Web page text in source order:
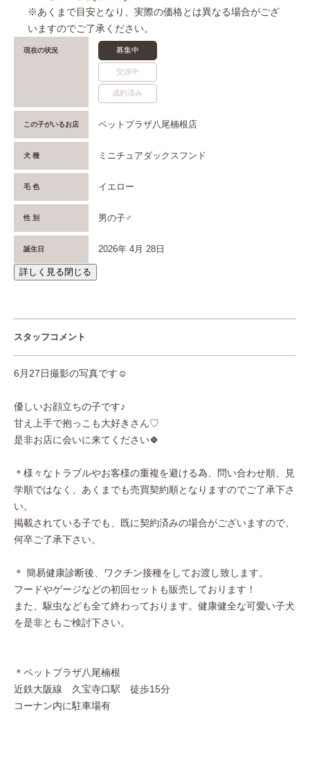
※あくまで目安となり、実際の価格とは異なる場合がござ
いますのでご了承ください。
現在の状況 募集中
交渉中
成約済み
この子がいるお店 ペットプラザ八尾楠根店
犬 種 ミニチュアダックスフンド
毛 色 イエロー
性 別 男の子♂
誕生日 2026年 4月 28日
詳しく見る閉じる
スタッフコメント
6月27日撮影の写真です☺
優しいお顔立ちの子です♪
甘え上手で抱っこも大好きさん♡
是非お店に会いに来てください🍀
＊様々なトラブルやお客様の重複を避ける為、問い合わせ順、見
学順ではなく、あくまでも売買契約順となりますのでご了承下さ
い。
掲載されている子でも、既に契約済みの場合がございますので、
何卒ご了承下さい。
＊ 簡易健康診断後、ワクチン接種をしてお渡し致します。
フードやゲージなどの初回セットも販売しております！
また、駆虫なども全て終わっております。健康健全な可愛い子犬
を是非ともご検討下さい。
＊ペットプラザ八尾楠根
近鉄大阪線 久宝寺口駅 徒歩15分
コーナン内に駐車場有